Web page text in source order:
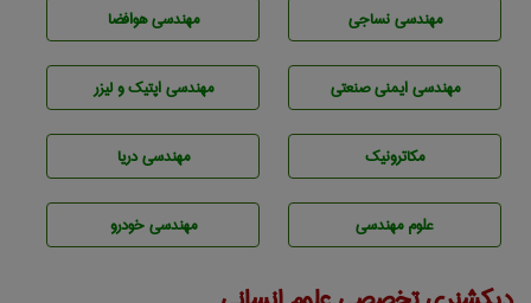
مهندسي نساجی مهندسی هوافضا
مهندسی ایمنی صنعتی مهندسی اپتیک و لیزر
مکاترونیک مهندسی دریا
علوم مهندسی مهندسی خودرو